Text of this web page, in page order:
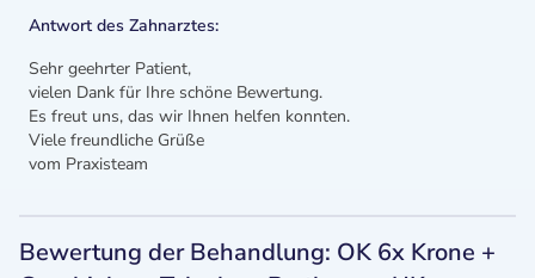
Antwort des Zahnarztes:
Sehr geehrter Patient,
vielen Dank für Ihre schöne Bewertung.
Es freut uns, das wir Ihnen helfen konnten.
Viele freundliche Grüße
vom Praxisteam
Bewertung der Behandlung: OK 6x Krone +